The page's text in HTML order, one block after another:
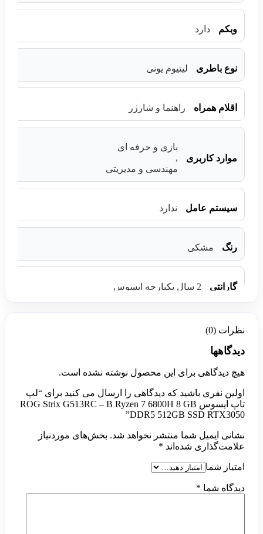
وبکم دارد
نوع باطری لیتیوم یونی
اقلام همراه راهنما و شارژر
موارد کاربری
بازی و حرفه ای
,
مهندسی و مدیریتی
سیستم عامل ندارد
رنگ مشکی
گارانتی 2 سال یکپارچه ایسوس
نظرات (0)
دیدگاهها
هیچ دیدگاهی برای این محصول نوشته نشده است.
اولین نفری باشید که دیدگاهی را ارسال می کنید برای “لپ
تاپ ایسوس ROG Strix G513RC – B Ryzen 7 6800H 8 GB
DDR5 512GB SSD RTX3050”
نشانی ایمیل شما منتشر نخواهد شد. بخش‌های موردنیاز
علامت‌گذاری شده‌اند *
امتیاز شما
دیدگاه شما *